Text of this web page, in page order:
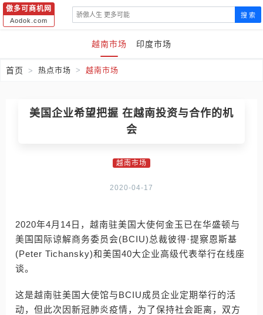
傲多可商机网
Aodok.com
搜 索
越南市场 印度市场
首页 热点市场 越南市场
美国企业希望把握 在越南投资与合作的机
会
越南市场
2020-04-17
2020年4月14日，越南驻美国大使何金玉已在华盛顿与
美国国际谅解商务委员会(BCIU)总裁彼得·提察恩斯基
(Peter Tichansky)和美国40大企业高级代表举行在线座
谈。
这是越南驻美国大使馆与BCIU成员企业定期举行的活
动，但此次因新冠肺炎疫情，为了保持社会距离，双方